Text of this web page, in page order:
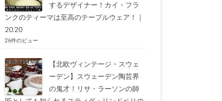
するデザイナー！カイ・フラ
ンクのティーマは至高のテーブルウェア！｜
20.20
26件のビュー
【北欧ヴィンテージ・スウェ
ーデン】スウェーデン陶芸界
の鬼才！リサ・ラーソンの師